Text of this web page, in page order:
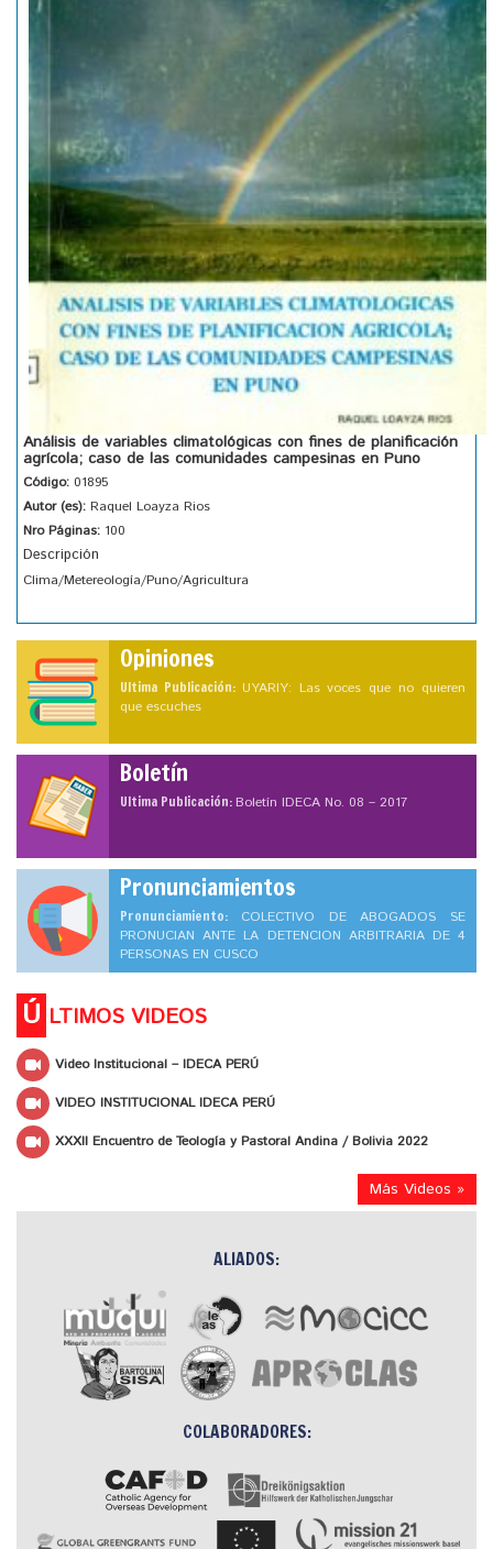
Análisis de variables climatológicas con fines de planificación
agrícola; caso de las comunidades campesinas en Puno
Código: 01895
Autor (es): Raquel Loayza Rios
Nro Páginas: 100
Descripción
Clima/Metereología/Puno/Agricultura
Opiniones
Ultima Publicación: UYARIY: Las voces que no quieren
que escuches
Boletín
Ultima Publicación:Boletín IDECA No. 08 – 2017
Pronunciamientos
Pronunciamiento: COLECTIVO DE ABOGADOS SE
PRONUCIAN ANTE LA DETENCION ARBITRARIA DE 4
PERSONAS EN CUSCO
Ú LTIMOS VIDEOS
Video Institucional – IDECA PERÚ
VIDEO INSTITUCIONAL IDECA PERÚ
XXXII Encuentro de Teología y Pastoral Andina / Bolivia 2022
Más Videos »
ALIADOS:
COLABORADORES: